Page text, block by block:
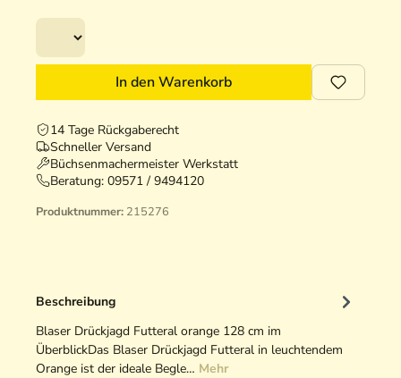
In den Warenkorb
14 Tage Rückgaberecht
Schneller Versand
Büchsenmachermeister Werkstatt
Beratung: 09571 / 9494120
Produktnummer: 215276
Beschreibung
Blaser Drückjagd Futteral orange 128 cm im
ÜberblickDas Blaser Drückjagd Futteral in leuchtendem
Orange ist der ideale Begle… Mehr